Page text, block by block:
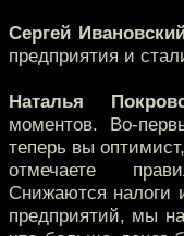
Сергей
предприятия и
Наталья
моментов. Во-
теперь вы
отмечаете
Снижаются налоги
предприятий, мы